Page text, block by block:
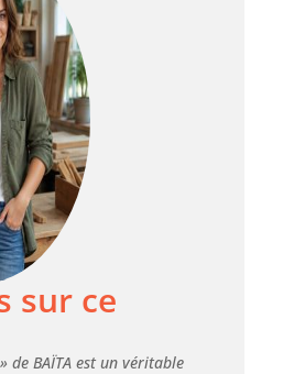
sur ce
de BAÏTA est un véritable